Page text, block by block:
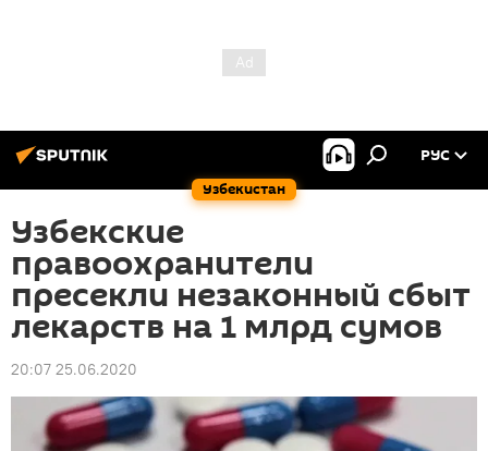
Узбекистан
РУС
Узбекские
правоохранители
пресекли незаконный сбыт
лекарств на 1 млрд сумов
20:07 25.06.2020